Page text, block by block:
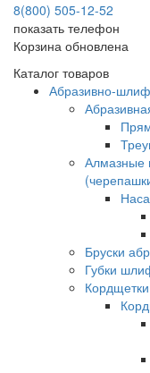
8(800) 505-12-52
показать телефон
Корзина обновлена
Каталог товаров
Абразивно-
Алмазные
Бруски
Губки
Кордщетки